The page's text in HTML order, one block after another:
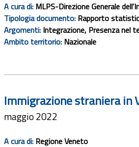
A cura di: MLPS-Direzione Generale
Tipologia documento: Rapporto
Argomenti: Integrazione, Presenza nel
Ambito territorio: Nazionale
Immigrazione straniera in
maggio 2022
A cura di: Regione Veneto